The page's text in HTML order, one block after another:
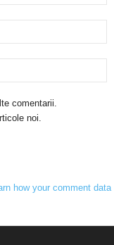
comentarii.
noi.
how your comment data